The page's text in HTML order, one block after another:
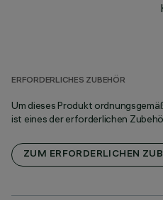
ERFORDERLICHES ZUBEHÖR
Um dieses Produkt
ist eines der erforderlichen
ZUM ERFORDERLICHEN